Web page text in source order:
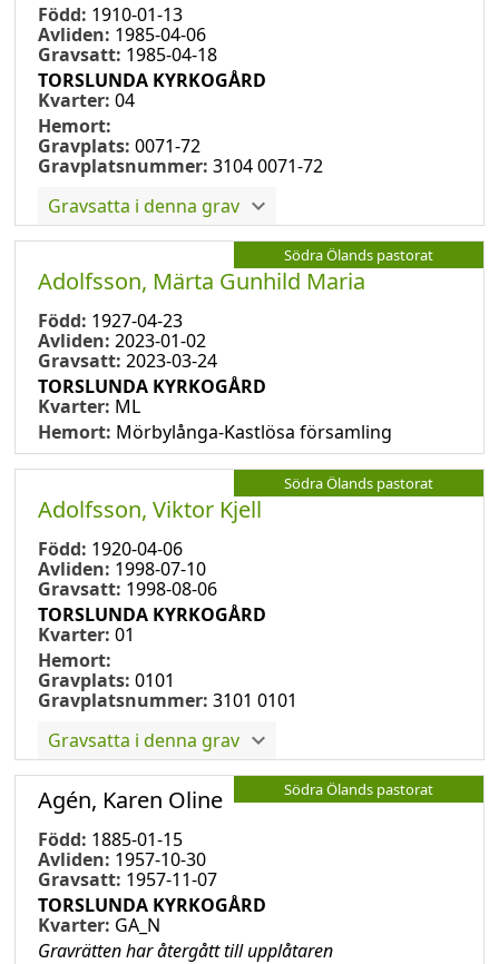
Född: 1910-01-13
Avliden: 1985-04-06
Gravsatt: 1985-04-18
TORSLUNDA KYRKOGÅRD
Kvarter: 04
Hemort:
Gravplats: 0071-72
Gravplatsnummer: 3104 0071-72
Gravsatta i denna grav
Södra Ölands pastorat
Adolfsson, Märta Gunhild Maria
Född: 1927-04-23
Avliden: 2023-01-02
Gravsatt: 2023-03-24
TORSLUNDA KYRKOGÅRD
Kvarter: ML
Hemort: Mörbylånga-Kastlösa församling
Södra Ölands pastorat
Adolfsson, Viktor Kjell
Född: 1920-04-06
Avliden: 1998-07-10
Gravsatt: 1998-08-06
TORSLUNDA KYRKOGÅRD
Kvarter: 01
Hemort:
Gravplats: 0101
Gravplatsnummer: 3101 0101
Gravsatta i denna grav
Södra Ölands pastorat
Agén, Karen Oline
Född: 1885-01-15
Avliden: 1957-10-30
Gravsatt: 1957-11-07
TORSLUNDA KYRKOGÅRD
Kvarter: GA_N
Gravrätten har återgått till upplåtaren